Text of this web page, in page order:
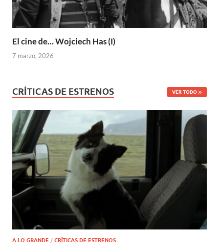
El cine de… Wojciech Has (I)
7 marzo, 2026
CRÍTICAS DE ESTRENOS VER TODO
A LO GRANDE / CRÍTICAS DE ESTRENOS